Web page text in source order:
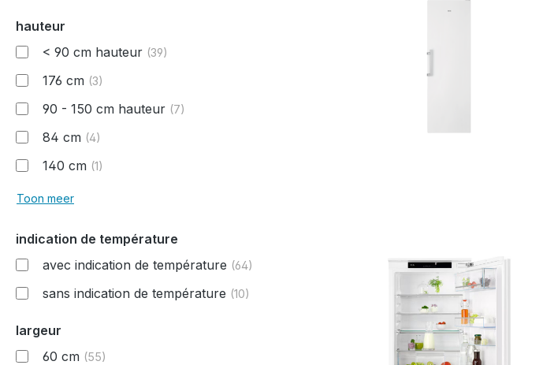
hauteur
< 90 cm hauteur (39)
176 cm (3)
90 - 150 cm hauteur (7)
84 cm (4)
140 cm (1)
Toon meer
indication de température
avec indication de température (64)
sans indication de température (10)
largeur
60 cm (55)